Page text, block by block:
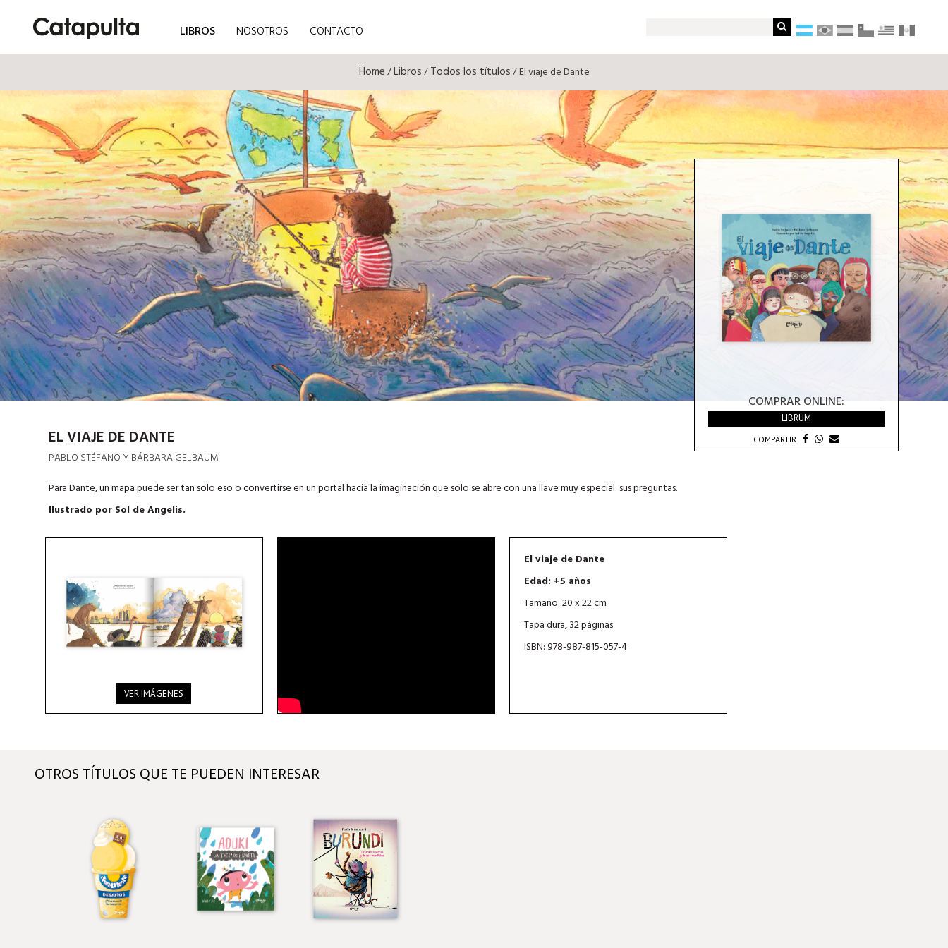
LIBROS NOSOTROS CONTACTO
Home/Libros/Todos los títulos/ El viaje de Dante
COMPRAR ONLINE:
LIBRUM
COMPARTIR
EL VIAJE DE DANTE
PABLO STÉFANO Y BÁRBARA GELBAUM
Para Dante, un mapa puede ser tan solo eso o convertirse en un portal hacia la imaginación que solo se abre con una llave muy especial: sus preguntas.
Ilustrado por Sol de Angelis.
VER IMÁGENES
El viaje de Dante
Edad: +5 años
Tamaño: 20 x 22 cm
Tapa dura, 32 páginas
ISBN: 978-987-815-057-4
OTROS TÍTULOS QUE TE PUEDEN INTERESAR